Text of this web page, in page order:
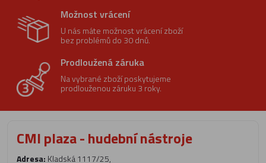
Možnost vrácení
U nás máte možnost vrácení zboží
bez problémů do 30 dnů.
Prodloužená záruka
Na vybrané zboží poskytujeme
prodlouženou záruku 3 roky.
CMI plaza - hudební nástroje
Adresa: Kladská 1117/25,